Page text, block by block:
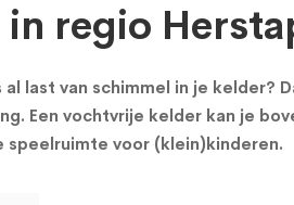
regio
last van schimmel in je kelder?
Een vochtvrije kelder kan je
voor (klein)kinderen.